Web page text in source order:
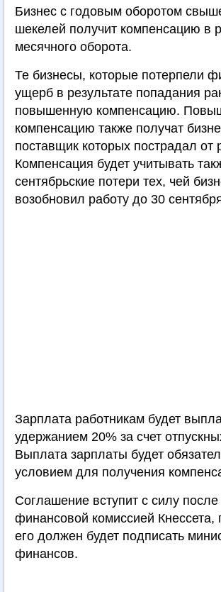
Бизнес с годовым оборотом
шекелей получит компенсацию в
месячного оборота.
Те бизнесы, которые потерпели
ущерб в результате попадания
повышенную компенсацию.
компенсацию также получат
поставщик которых пострадал от
Компенсация будет учитывать
сентябрьские потери тех, чей
возобновил работу до 30
Зарплата работникам будет
удержанием 20% за счет
Выплата зарплаты будет
условием для получения
Соглашение вступит с силу
финансовой комиссией Кнессета,
его должен будет подписать
финансов.